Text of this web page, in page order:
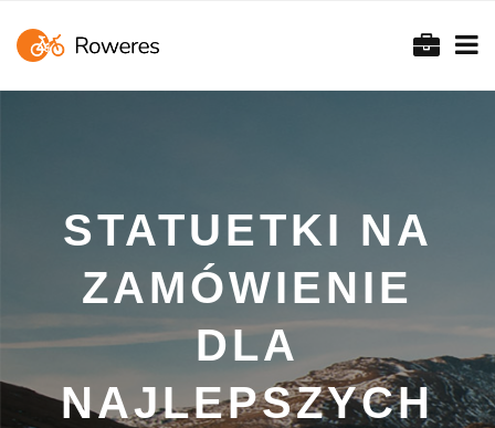
STATUETKI NA
ZAMÓWIENIE
DLA
NAJLEPSZYCH